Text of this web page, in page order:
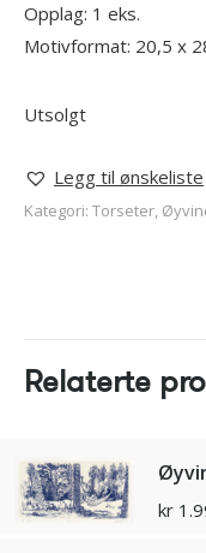
Opplag: 1 eks.
Motivformat: 20,5 x
Utsolgt
Legg til ønskeliste
Kategori: Torseter,
Relaterte
kr